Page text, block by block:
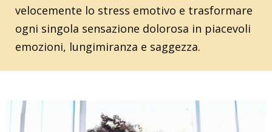
velocemente lo stress emotivo e trasformare
ogni singola sensazione dolorosa in piacevoli
emozioni, lungimiranza e saggezza.